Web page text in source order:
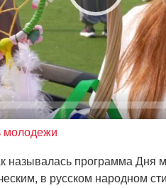
молодежи
называлась программа Дня
в русском народном